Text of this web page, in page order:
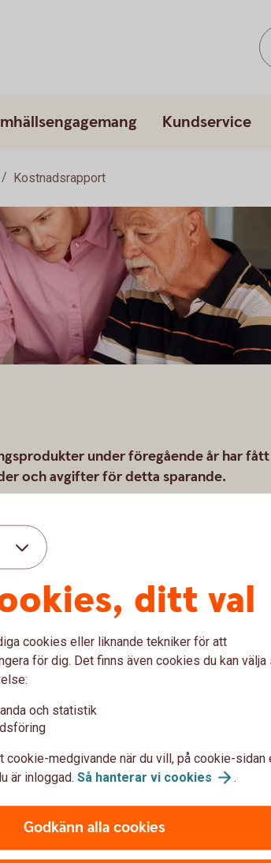
Kundservice
Kostnadsrapport
under föregående år har fått
och avgifter för detta sparande.
och
olika många sidor.
och IDD, som båda syftar
inklusive
Frågor och svar
ditt val
cookies eller liknande tekniker för att
för dig. Det finns även cookies du kan välja
och statistik
cookie-medgivande när du vill, på cookie-sidan
är inloggad. Så hanterar vi cookies .
Godkänn alla cookies